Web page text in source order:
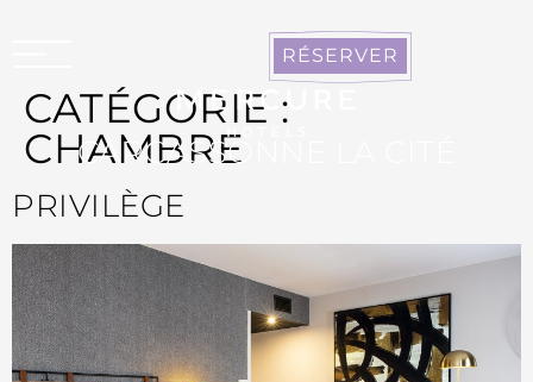
CARCASSONNE LA CITÉ
RÉSERVER
CATÉGORIE :
CHAMBRE
PRIVILÈGE